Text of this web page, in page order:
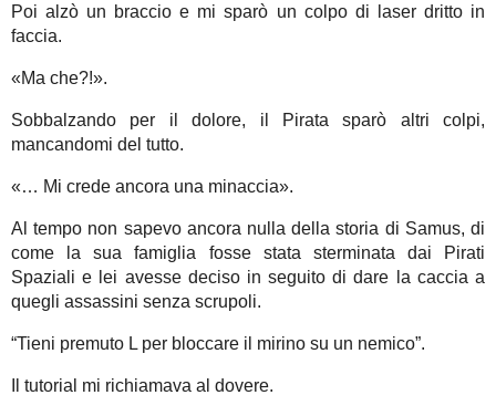
Poi alzò un braccio e mi sparò un colpo di laser dritto in
faccia.
«Ma che?!».
Sobbalzando per il dolore, il Pirata sparò altri colpi,
mancandomi del tutto.
«… Mi crede ancora una minaccia».
Al tempo non sapevo ancora nulla della storia di Samus, di
come la sua famiglia fosse stata sterminata dai Pirati
Spaziali e lei avesse deciso in seguito di dare la caccia a
quegli assassini senza scrupoli.
“Tieni premuto L per bloccare il mirino su un nemico”.
Il tutorial mi richiamava al dovere.